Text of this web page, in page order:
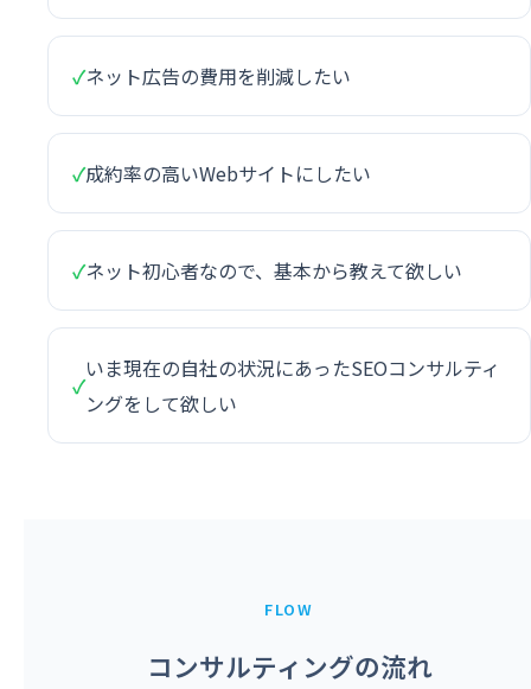
✓ネット広告の費用を削減したい
✓成約率の高いWebサイトにしたい
✓ネット初心者なので、基本から教えて欲しい
✓
いま現在の自社の状況にあったSEOコンサルティ
ングをして欲しい
FLOW
コンサルティングの流れ